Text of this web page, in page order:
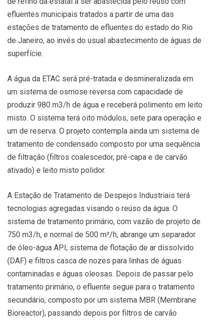
efluentes municipais tratados a partir de uma das
estações de tratamento de efluentes do estado do Rio
de Janeiro, ao invés do usual abastecimento de águas de
superfície.
A água da ETAC será pré-tratada e desmineralizada em
um sistema de osmose reversa com capacidade de
produzir 980 m3/h de água e receberá polimento em leito
misto. O sistema terá oito módulos, sete para operação e
um de reserva. O projeto contempla ainda um sistema de
tratamento de condensado composto por uma sequência
de filtração (filtros coalescedor, pré-capa e de carvão
ativado) e leito misto polidor.
A Estação de Tratamento de Despejos Industriais terá
tecnologias agregadas visando o reúso da água. O
sistema de tratamento primário, com vazão de projeto de
750 m3/h, e normal de 500 m³/h, abrange um separador
de óleo-água API; sistema de flotação de ar dissolvido
(DAF) e filtros casca de nozes para linhas de águas
contaminadas e águas oleosas. Depois de passar pelo
tratamento primário, o efluente segue para o tratamento
secundário, composto por um sistema MBR (Membrane
Bioreactor), passando depois por filtros de carvão